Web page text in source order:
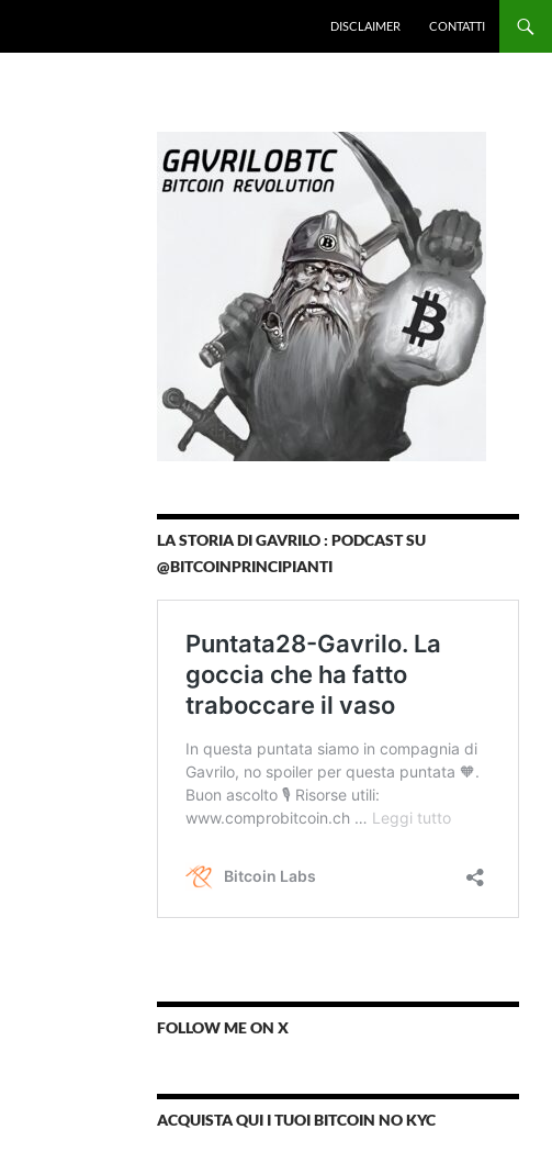
DISCLAIMER CONTATTI
LA STORIA DI GAVRILO : PODCAST SU
@BITCOINPRINCIPIANTI
FOLLOW ME ON X
ACQUISTA QUI I TUOI BITCOIN NO KYC